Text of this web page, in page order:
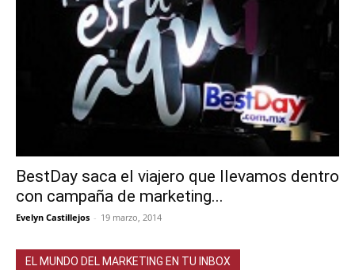
BestDay saca el viajero que llevamos dentro
con campaña de marketing...
Evelyn Castillejos - 19 marzo, 2014
EL MUNDO DEL MARKETING EN TU INBOX